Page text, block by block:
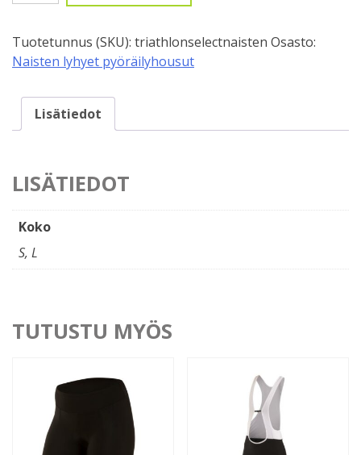
Naisten,
Izumi
Select
Tuotetunnus (SKU): triathlonselectnaisten Osasto:
Naisten lyhyet pyöräilyhousut
Lisätiedot
LISÄTIEDOT
Koko
S, L
TUTUSTU MYÖS